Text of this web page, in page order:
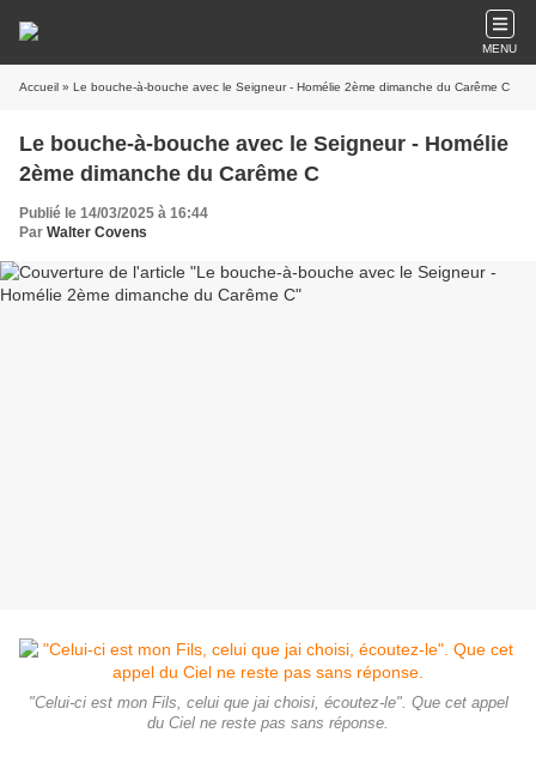
MENU
Accueil » Le bouche-à-bouche avec le Seigneur - Homélie 2ème dimanche du Carême C
Le bouche-à-bouche avec le Seigneur - Homélie
2ème dimanche du Carême C
Publié le 14/03/2025 à 16:44
Par Walter Covens
"Celui-ci est mon Fils, celui que jai choisi, écoutez-le". Que cet appel
du Ciel ne reste pas sans réponse.